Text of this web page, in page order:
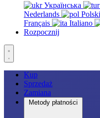
Українська
Nederlands
Polski
Français
Italiano
Rozpocznij
Kup
Sprzedaż
Zamiana
Metody płatności